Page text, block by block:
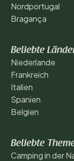
Nordportugal
Bragança
Beliebte
Niederlande
Frankreich
Italien
Spanien
Belgien
Beliebte
Camping in der